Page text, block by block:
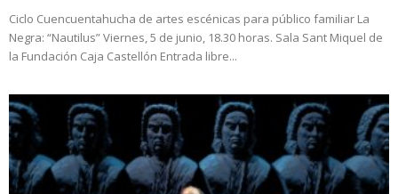
Ciclo Cuencuentahucha de artes escénicas para público familiar La
Negra: “Nautilus” Viernes, 5 de junio, 18.30 horas. Sala Sant Miquel de
la Fundación Caja Castellón Entrada libre...